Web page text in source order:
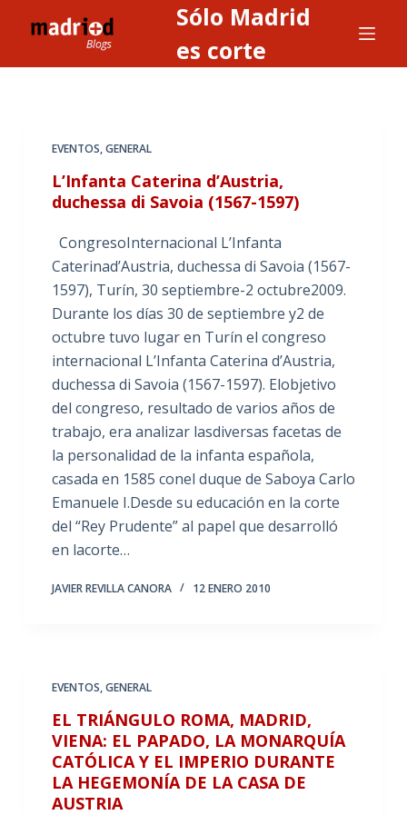
l
Sólo Madrid
es corte
EVENTOS,GENERAL
L’Infanta Caterina d’Austria,
duchessa di Savoia (1567-1597)
CongresoInternacional L’Infanta
Caterinad’Austria, duchessa di Savoia (1567-
1597), Turín, 30 septiembre-2 octubre2009.
Durante los días 30 de septiembre y2 de
octubre tuvo lugar en Turín el congreso
internacional L’Infanta Caterina d’Austria,
duchessa di Savoia (1567-1597). Elobjetivo
del congreso, resultado de varios años de
trabajo, era analizar lasdiversas facetas de
la personalidad de la infanta española,
casada en 1585 conel duque de Saboya Carlo
Emanuele I.Desde su educación en la corte
del “Rey Prudente” al papel que desarrolló
en lacorte…
JAVIER REVILLA CANORA 12 ENERO 2010
EVENTOS,GENERAL
EL TRIÁNGULO ROMA, MADRID,
VIENA: EL PAPADO, LA MONARQUÍA
CATÓLICA Y EL IMPERIO DURANTE
LA HEGEMONÍA DE LA CASA DE
AUSTRIA